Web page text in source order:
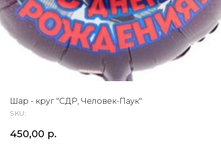
Шар - круг "СДР, Человек-Паук"
SKU:
450,00 р.